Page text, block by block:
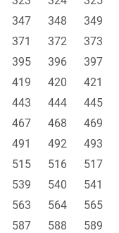
347 348 349
371 372 373
395 396 397
419 420 421
443 444 445
467 468 469
491 492 493
515 516 517
539 540 541
563 564 565
587 588 589